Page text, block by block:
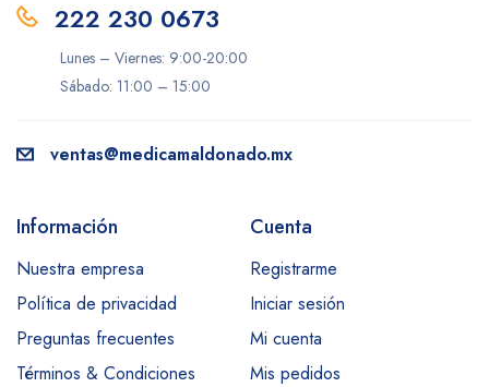
222 230 0673
Lunes – Viernes: 9:00-20:00
Sábado: 11:00 – 15:00
ventas@medicamaldonado.mx
Información
Nuestra empresa
Política de privacidad
Preguntas frecuentes
Términos & Condiciones
Cuenta
Registrarme
Iniciar sesión
Mi cuenta
Mis pedidos